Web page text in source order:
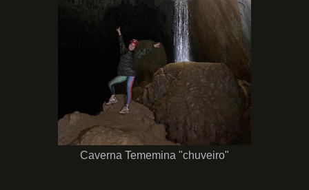
Caverna Tememina "chuveiro"